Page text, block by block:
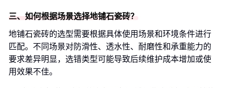
三、如何根据场景选择地铺石瓷砖？
地铺石瓷砖的选型需要根据具体使用场景和环境条件进行
匹配。不同场景对防滑性、透水性、耐磨性和承重能力的
要求差异明显，选错类型可能导致后续维护成本增加或使
用效果不佳。